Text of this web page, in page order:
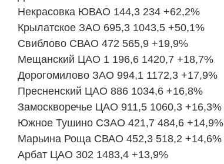
Некрасовка ЮВАО 144,3 234 +62,2%
Крылатское ЗАО 695,3 1043,5 +50,1%
Свиблово СВАО 472 565,9 +19,9%
Мещанский ЦАО 1 196,6 1420,7 +18,7%
Дорогомилово ЗАО 994,1 1172,3 +17,9%
Пресненский ЦАО 886 1034,6 +16,8%
Замоскворечье ЦАО 911,5 1060,3 +16,3%
Южное Тушино СЗАО 421,7 484,6 +14,9%
Марьина Роща СВАО 452,3 518,2 +14,6%
Арбат ЦАО 302 1483,4 +13,9%